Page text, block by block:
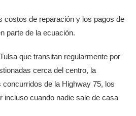
costos de reparación y los pagos de
parte de la ecuación.
que transitan regularmente por
cerca del centro, la
de la Highway 75, los
incluso cuando nadie sale de casa